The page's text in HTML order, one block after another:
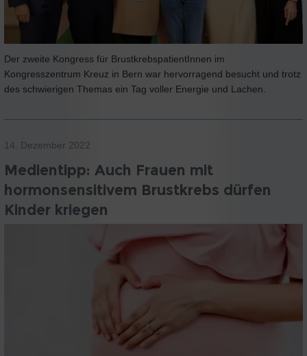
Der zweite Kongress für BrustkrebspatientInnen im
Kongresszentrum Kreuz in Bern war hervorragend besucht und trotz
des schwierigen Themas ein Tag voller Energie und Lachen.
14. Dezember 2022
Medientipp: Auch Frauen mit
hormonsensitivem Brustkrebs dürfen
Kinder kriegen